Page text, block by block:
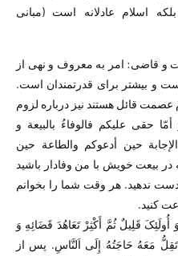
اسلام عادلانه است (مبانی
قاضی: امر به معروف و نهی از
و بیشتر برای قدرتمندان است.
قائل هستند نیز درباره لزوم
حقی علیکم فالوفاءُ بالبیعة و
حین أدعوکم والطاعة حین
بیعت خویش با من وفادار باشید
ندهید. هر وقت شما را بخوانم
کنید.
قَلِیلٌ ثُمَّ أَکْثِرْ تَعَاهُدَ قَضَائِهِ وَ
مَعَهُ حَاجَتُهُ إِلَى اَلنَّاسِ. پس از